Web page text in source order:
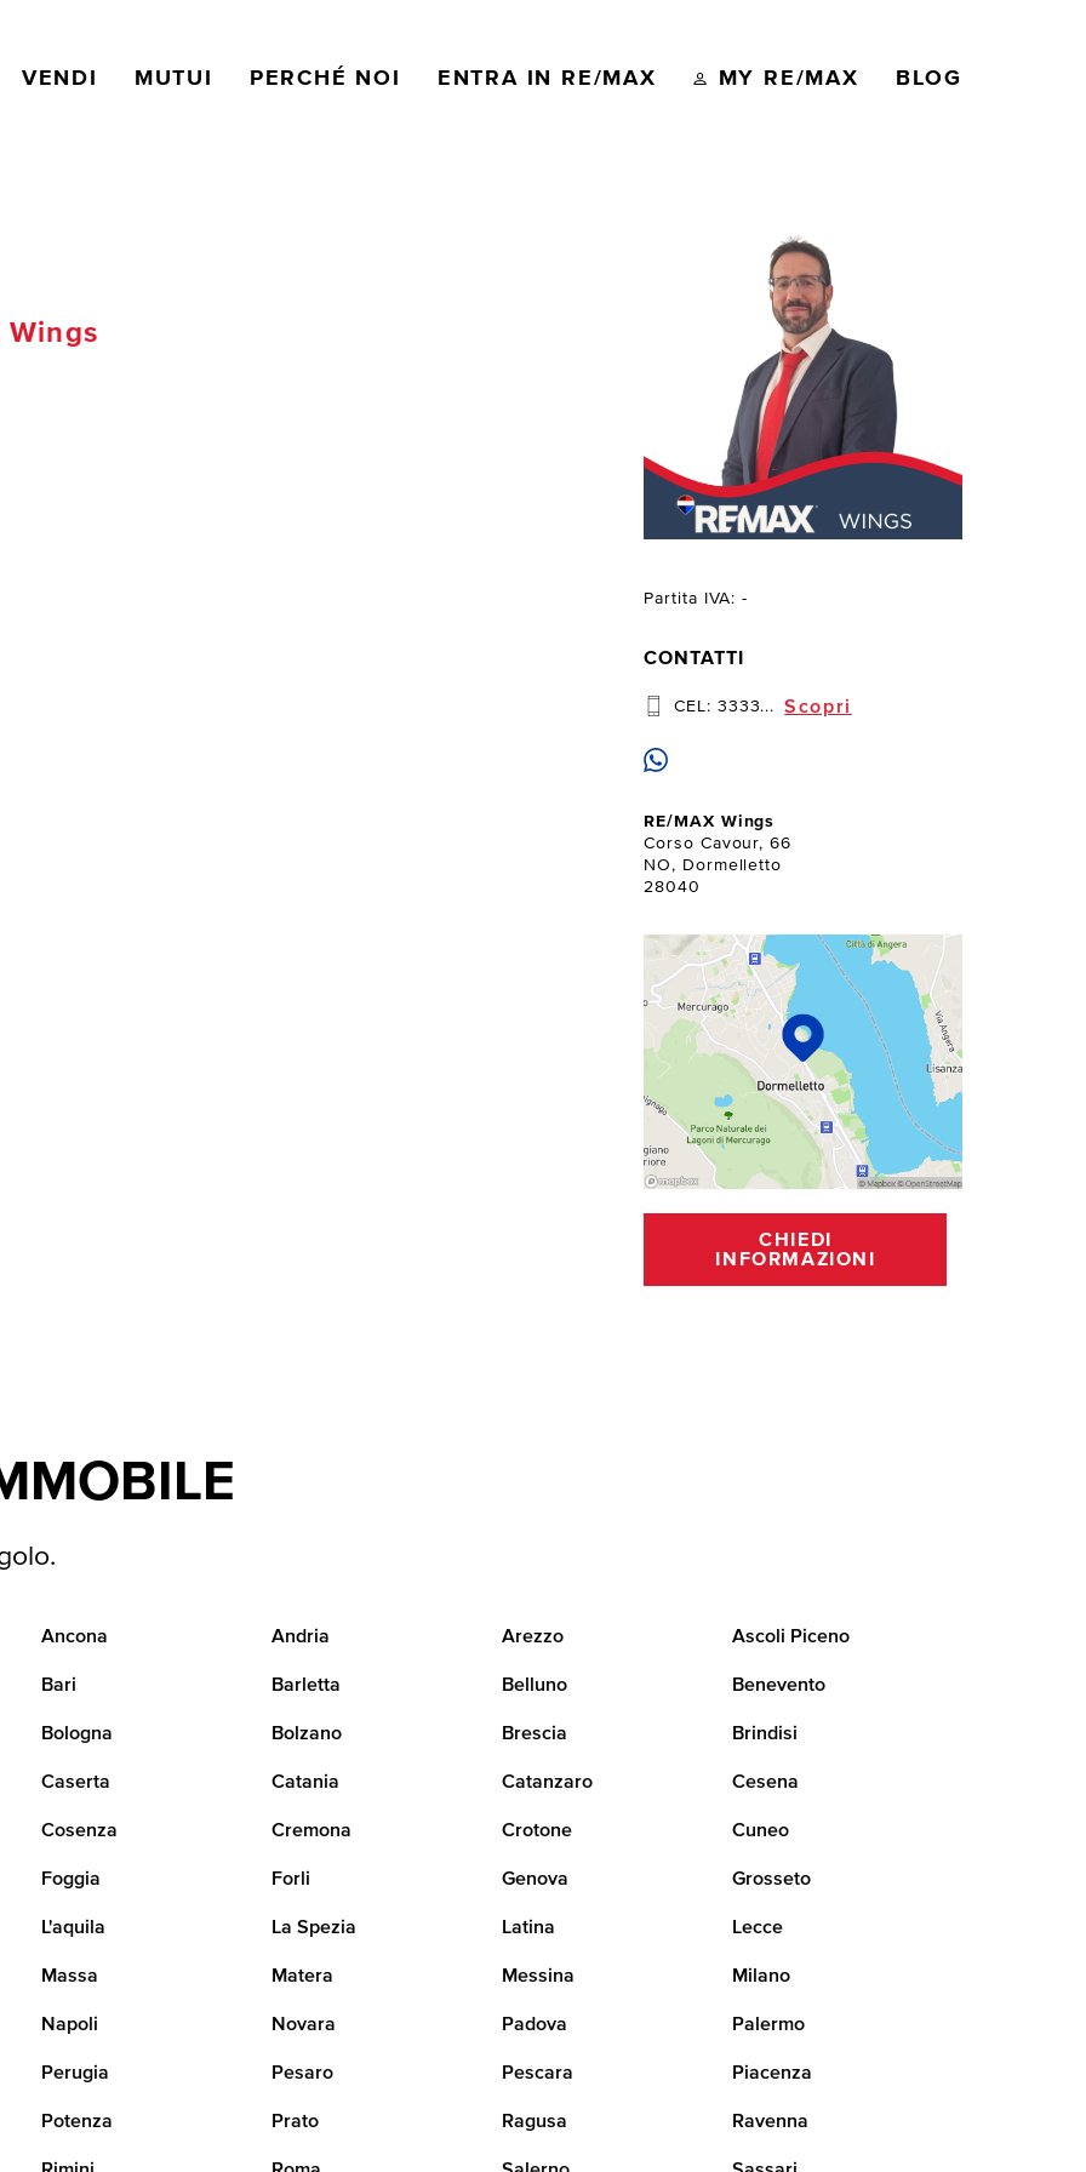
VENDI MUTUI PERCHÉ NOI ENTRA IN RE/MAX MY RE/MAX BLOG
Partita IVA: -
CONTATTI
CEL: 3333... Scopri
RE/MAX Wings
Corso Cavour, 66
NO, Dormelletto
28040
CHIEDI
INFORMAZIONI
Wings
Ancona Andria Arezzo Ascoli Piceno
Bari Barletta Belluno Benevento
Bologna Bolzano Brescia Brindisi
Caserta Catania Catanzaro Cesena
Cosenza Cremona Crotone Cuneo
Foggia Forli Genova Grosseto
L'aquila La Spezia Latina Lecce
Massa Matera Messina Milano
Napoli Novara Padova Palermo
Perugia Pesaro Pescara Piacenza
Potenza Prato Ragusa Ravenna